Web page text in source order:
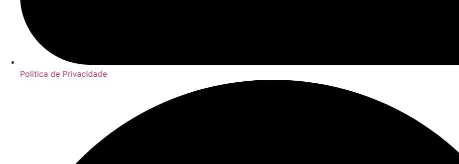
Politica de Privacidade